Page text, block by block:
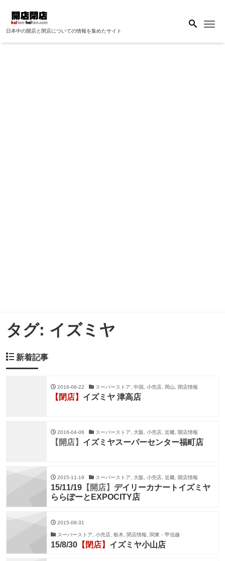
日本中の開店と閉店についての情報を集めたサイト
タグ: イズミヤ
新着記事
2016-06-22 スーパーストア, 中国, 小売店, 岡山, 閉店情報
【閉店】 イズミヤ 津高店
2016-04-06 スーパーストア, 大阪, 小売店, 近畿, 開店情報
【開店】 イズミヤスーパーセンター福町店
2015-11-19 スーパーストア, 大阪, 小売店, 近畿, 開店情報
15/11/19 【開店】 デイリーカナートイズミヤ
ららぽーとEXPOCITY店
2015-08-31
スーパーストア, 小売店, 栃木, 閉店情報, 関東・甲信越
15/8/30 【閉店】 イズミヤ小山店